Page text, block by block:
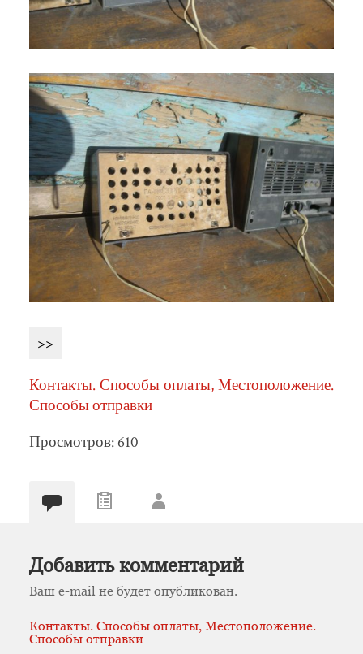
>>
Контакты. Способы оплаты, Местоположение.
Способы отправки
Просмотров: 610
Добавить комментарий
Ваш e-mail не будет опубликован.
Контакты. Способы оплаты, Местоположение.
Способы отправки